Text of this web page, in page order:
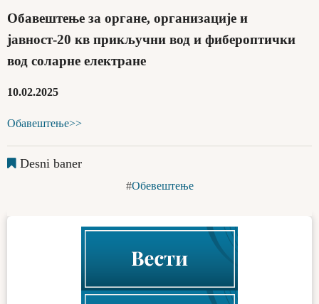
Обавештење за органе, организације и
јавност-20 кв прикључни вод и фибероптички
вод соларне електране
10.02.2025
Обавештење>>
Desni baner
Обевештење